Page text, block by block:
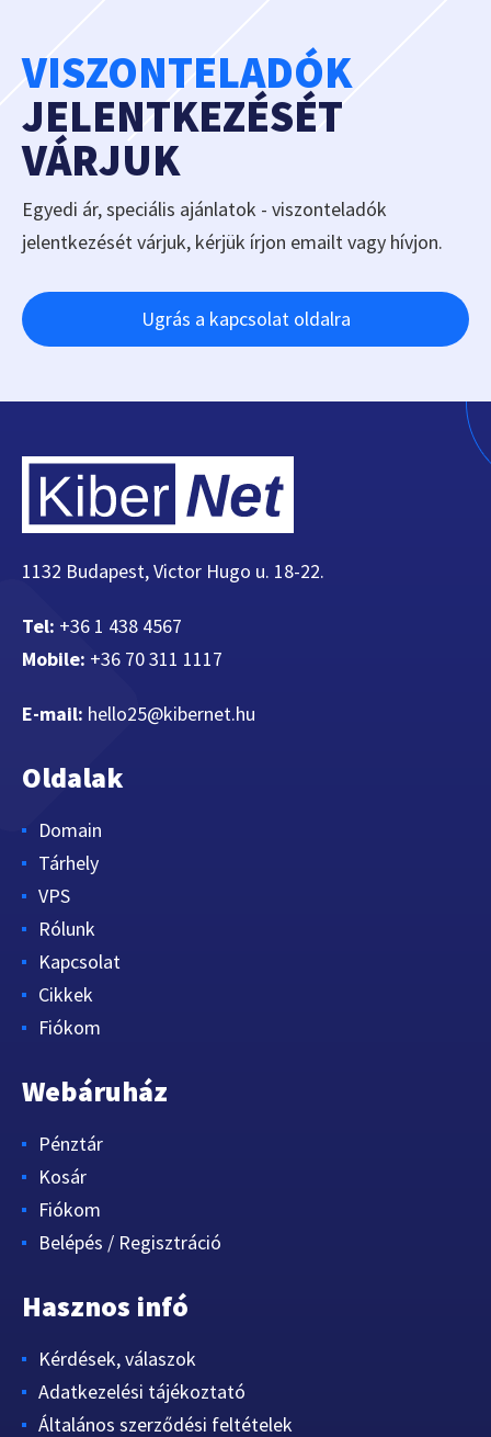
VISZONTELADÓK
JELENTKEZÉSÉT
VÁRJUK
Egyedi ár, speciális ajánlatok - viszonteladók
jelentkezését várjuk, kérjük írjon emailt vagy hívjon.
Ugrás a kapcsolat oldalra
1132 Budapest, Victor Hugo u. 18-22.
Tel: +36 1 438 4567
Mobile: +36 70 311 1117
E-mail: hello25@kibernet.hu
Oldalak
Domain
Tárhely
VPS
Rólunk
Kapcsolat
Cikkek
Fiókom
Webáruház
Pénztár
Kosár
Fiókom
Belépés / Regisztráció
Hasznos infó
Kérdések, válaszok
Adatkezelési tájékoztató
Általános szerződési feltételek